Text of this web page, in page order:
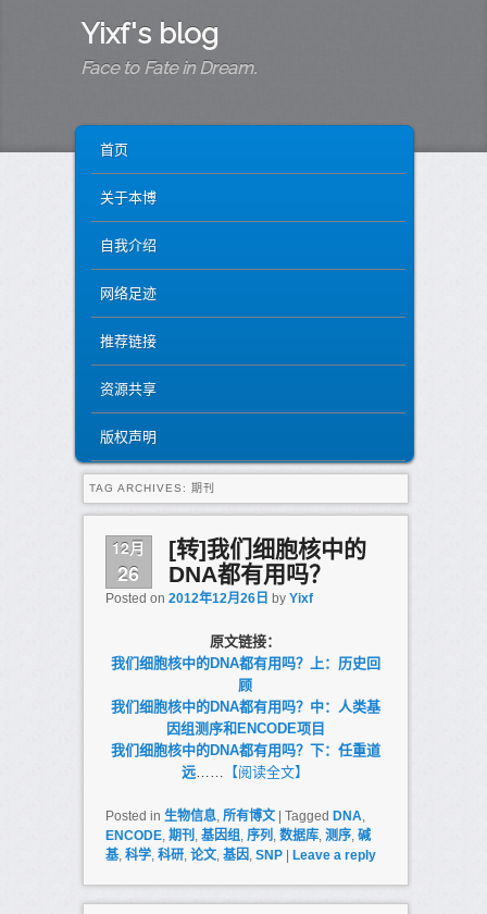
Yixf's blog
Face to Fate in Dream.
SKIP TO PRIMARY CONTENT
SKIP TO SECONDARY CONTENT
首页
关于本博
自我介绍
网络足迹
推荐链接
资源共享
版权声明
TAG ARCHIVES: 期刊
12月
26
[转]我们细胞核中的
DNA都有用吗？
Posted on 2012年12月26日 by Yixf
原文链接：
我们细胞核中的DNA都有用吗？上：历史回
顾
我们细胞核中的DNA都有用吗？中：人类基
因组测序和ENCODE项目
我们细胞核中的DNA都有用吗？下：任重道
远…… 【阅读全文】
Posted in 生物信息, 所有博文 Tagged DNA,
ENCODE, 期刊 , 基因组, 序列 , 数据库, 测序, 碱
基, 科学, 科研, 论文, 基因, SNP Leave a reply